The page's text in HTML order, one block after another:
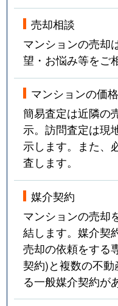
売却相談
マンションの売却
望・お悩み等をご
マンションの価
簡易査定は近隣の
示。訪問査定は現
示します。また、
査します。
媒介契約
マンションの売却
結します。媒介契
売却の依頼をする
契約)と複数の不
る一般媒介契約が